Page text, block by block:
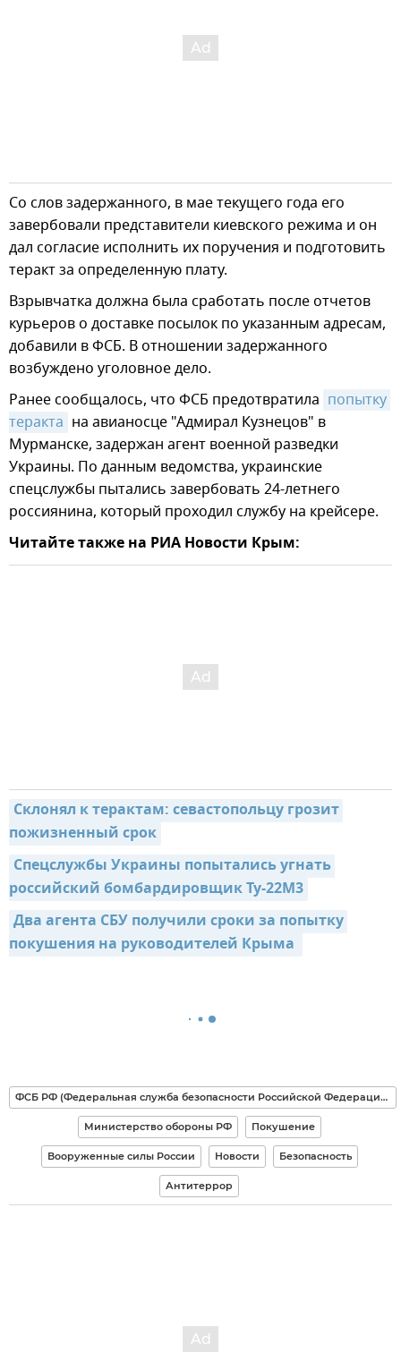
Со слов задержанного, в мае текущего года его
завербовали представители киевского режима и он
дал согласие исполнить их поручения и подготовить
теракт за определенную плату.
Взрывчатка должна была сработать после отчетов
курьеров о доставке посылок по указанным адресам,
добавили в ФСБ. В отношении задержанного
возбуждено уголовное дело.
Ранее сообщалось, что ФСБ предотвратила попытку
теракта на авианосце "Адмирал Кузнецов" в
Мурманске, задержан агент военной разведки
Украины. По данным ведомства, украинские
спецслужбы пытались завербовать 24-летнего
россиянина, который проходил службу на крейсере.
Читайте также на РИА Новости Крым:
Склонял к терактам: севастопольцу грозит
пожизненный срок
Спецслужбы Украины попытались угнать
российский бомбардировщик Ту-22М3
Два агента СБУ получили сроки за попытку
покушения на руководителей Крыма
ФСБ РФ (Федеральная служба безопасности Российской Федерации)
Министерство обороны РФ Покушение
Вооруженные силы России Новости Безопасность
Антитеррор